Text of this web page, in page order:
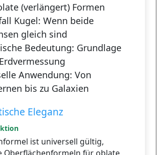
(verlängert) Formen
Kugel: Wenn beide
gleich sind
Bedeutung: Grundlage
Anwendung: Von
bis zu Galaxien
Eleganz
ist universell gültig,